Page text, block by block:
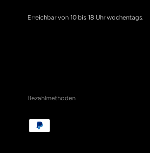
Erreichbar von 10 bis 18 Uhr wochentags.
Bezahlmethoden